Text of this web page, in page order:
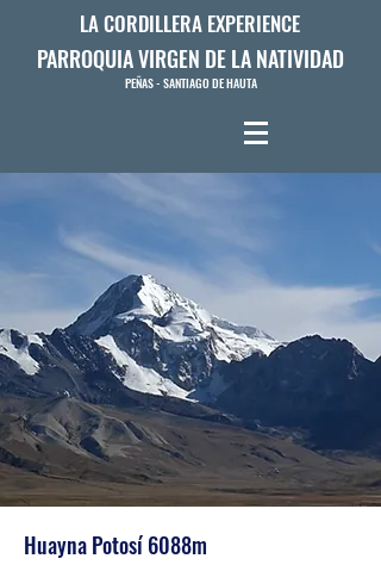
LA CORDILLERA EXPERIENCE
PARROQUIA VIRGEN DE LA NATIVIDAD
PEÑAS - SANTIAGO DE HAUTA
Huayna Potosí 6088m